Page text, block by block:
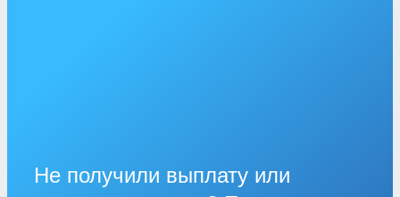
Не получили выплату или